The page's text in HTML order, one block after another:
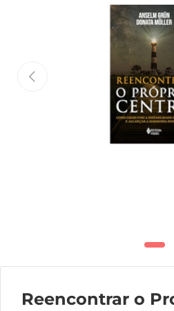
Reencontrar o